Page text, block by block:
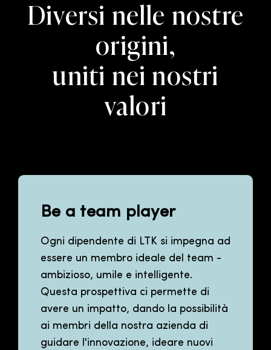
Diversi nelle nostre
origini,
uniti nei nostri
valori
Be a team player
Ogni dipendente di LTK si impegna ad
essere un membro ideale del team -
ambizioso, umile e intelligente.
Questa prospettiva ci permette di
avere un impatto, dando la possibilità
ai membri della nostra azienda di
guidare l'innovazione, ideare nuovi